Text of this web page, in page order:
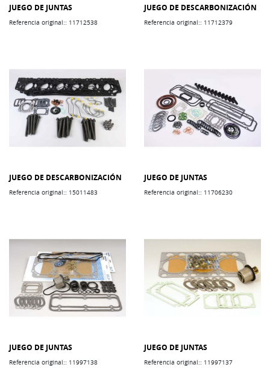
JUEGO DE JUNTAS
Referencia original:: 11712538
JUEGO DE DESCARBONIZACIÓN
Referencia original:: 11712379
JUEGO DE DESCARBONIZACIÓN
Referencia original:: 15011483
JUEGO DE JUNTAS
Referencia original:: 11706230
JUEGO DE JUNTAS
Referencia original:: 11997138
JUEGO DE JUNTAS
Referencia original:: 11997137